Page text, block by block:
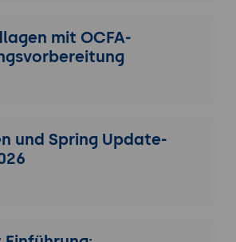
mit OCFA-
und Spring Update-